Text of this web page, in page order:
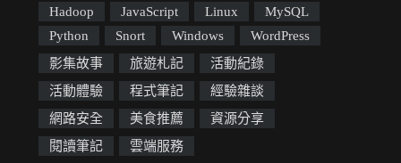
Hadoop
JavaScript Linux
MySQL
Python
Snort Windows
WordPress
影集故事
旅遊札記
活動紀錄
活動體驗
程式筆記
經驗雜談
網路安全
美食推薦
資源分享
閱讀筆記
雲端服務